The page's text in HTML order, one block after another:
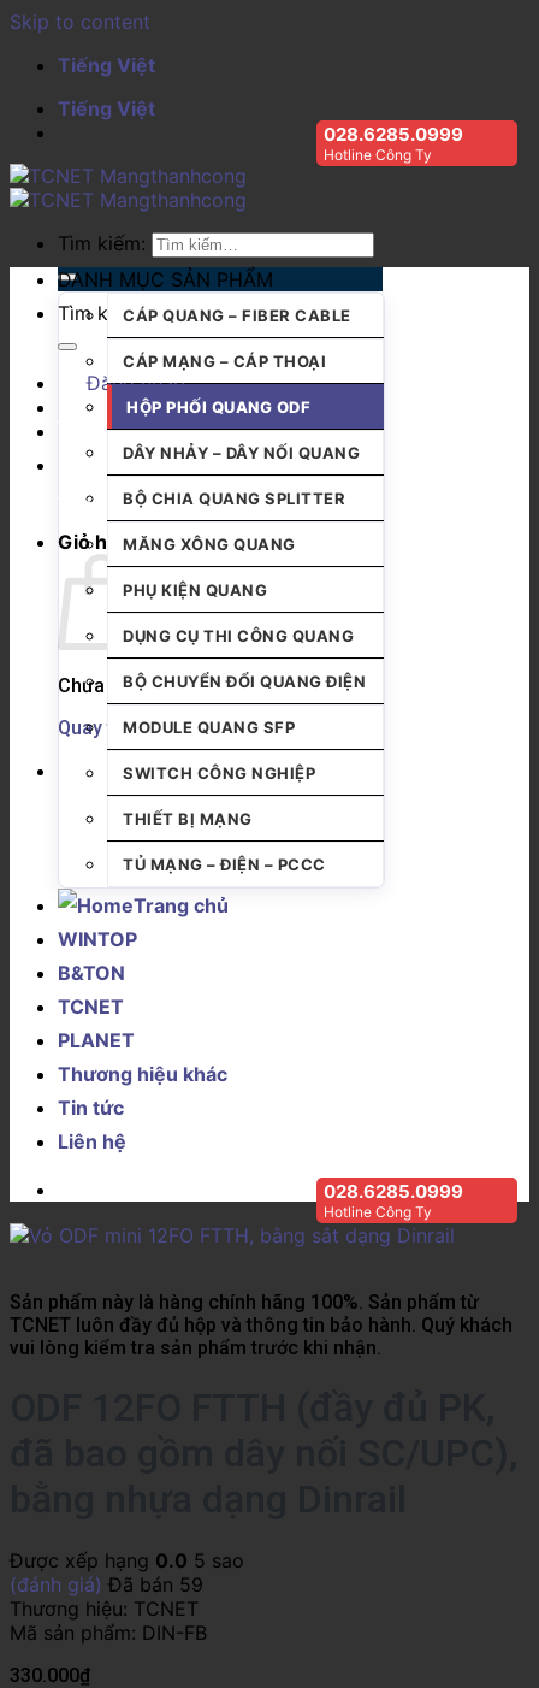
Skip to content
Tiếng Việt
Tiếng Việt
028.6285.0999
Hotline Công Ty
Tìm kiếm:
Tìm kiếm:
Đăng nhập
Giỏ hàng
Chưa có sản phẩm trong giỏ hàng.
Quay trở lại cửa hàng
DANH MỤC SẢN PHẨM
CÁP QUANG – FIBER CABLE
CÁP MẠNG – CÁP THOẠI
HỘP PHỐI QUANG ODF
DÂY NHẢY – DÂY NỐI QUANG
BỘ CHIA QUANG SPLITTER
MĂNG XÔNG QUANG
PHỤ KIỆN QUANG
DỤNG CỤ THI CÔNG QUANG
BỘ CHUYỂN ĐỔI QUANG ĐIỆN
MODULE QUANG SFP
SWITCH CÔNG NGHIỆP
THIẾT BỊ MẠNG
TỦ MẠNG – ĐIỆN – PCCC
Trang chủ
WINTOP
B&TON
TCNET
PLANET
Thương hiệu khác
Tin tức
Liên hệ
028.6285.0999
Hotline Công Ty
Sản phẩm này là hàng chính hãng 100%. Sản phẩm từ
TCNET luôn đầy đủ hộp và thông tin bảo hành. Quý khách
vui lòng kiểm tra sản phẩm trước khi nhận.
Được xếp hạng 0.0 5 sao
(đánh giá) Đã bán 59
Thương hiệu: TCNET
Mã sản phẩm: DIN-FB
330.000₫